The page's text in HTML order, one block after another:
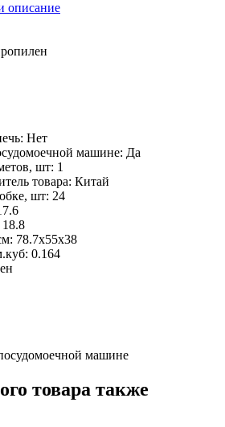
описание
Нет
машине: Да
шт: 1
товара: Китай
шт: 24
18.8
78.7х55х38
0.164
машине
товара также